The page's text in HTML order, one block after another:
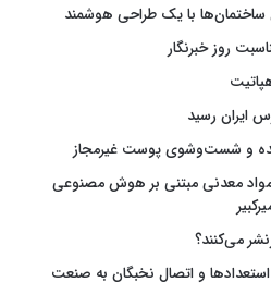
روز خبرنگار
رسید
و شست‌وشوی پوست غیرمجاز
معدنی مبتنی بر هوش مصنوعی
می‌کنند؟
و اتصال نخبگان به صنعت